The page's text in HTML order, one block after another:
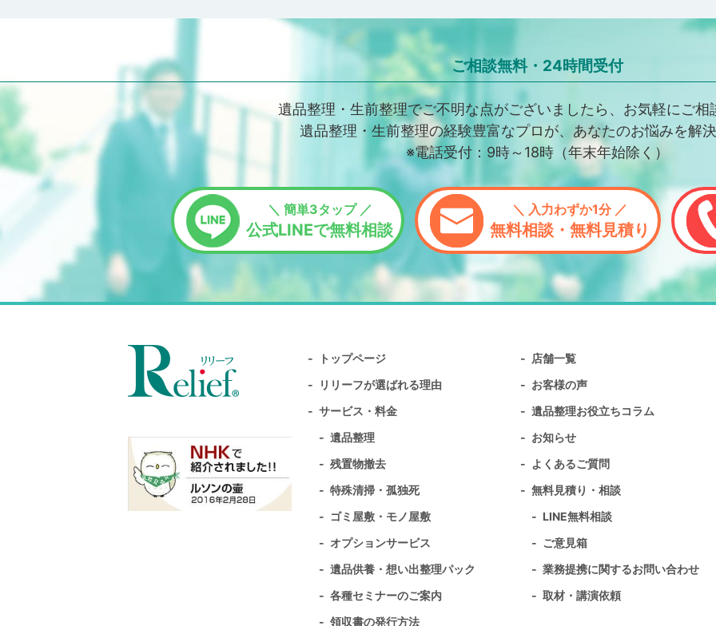
ご相談無料・24時間受付
遺品整理・生前整理でご不明な点がございましたら、お気軽にご相
遺品整理・生前整理の経験豊富なプロが、あなたのお悩みを解
※電話受付：9時～18時（年末年始除く）
＼ 簡単3タップ ／
公式LINEで無料相談
＼ 入力わずか1分 ／
無料相談・無料見積り
トップページ
リリーフが選ばれる理由
サービス・料金
遺品整理
残置物撤去
特殊清掃・孤独死
ゴミ屋敷・モノ屋敷
オプションサービス
遺品供養・想い出整理パック
各種セミナーのご案内
領収書の発行方法
店舗一覧
お客様の声
遺品整理お役立ちコラム
お知らせ
よくあるご質問
無料⾒積り・相談
LINE無料相談
ご意見箱
業務提携に関するお問い合わせ
取材・講演依頼